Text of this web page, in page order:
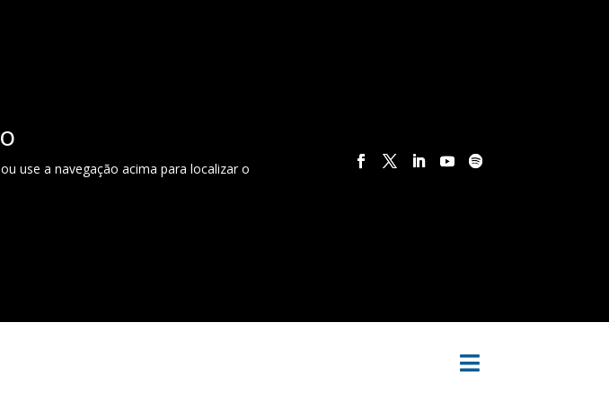
use a navegação acima para localizar o
